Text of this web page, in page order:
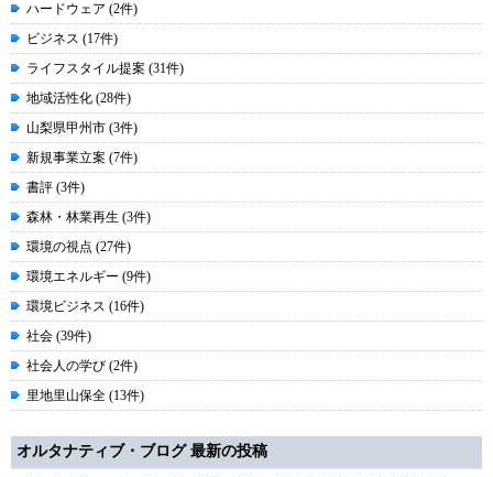
ハードウェア (2件)
ビジネス (17件)
ライフスタイル提案 (31件)
地域活性化 (28件)
山梨県甲州市 (3件)
新規事業立案 (7件)
書評 (3件)
森林・林業再生 (3件)
環境の視点 (27件)
環境エネルギー (9件)
環境ビジネス (16件)
社会 (39件)
社会人の学び (2件)
里地里山保全 (13件)
オルタナティブ・ブログ 最新の投稿